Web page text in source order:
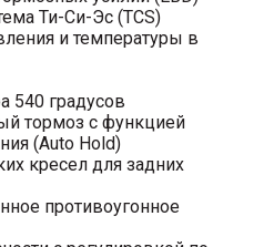
Ти-Си-Эс (TCS)
и температуры в
540 градусов
тормоз с функцией
(Auto Hold)
кресел для задних
противоугонное